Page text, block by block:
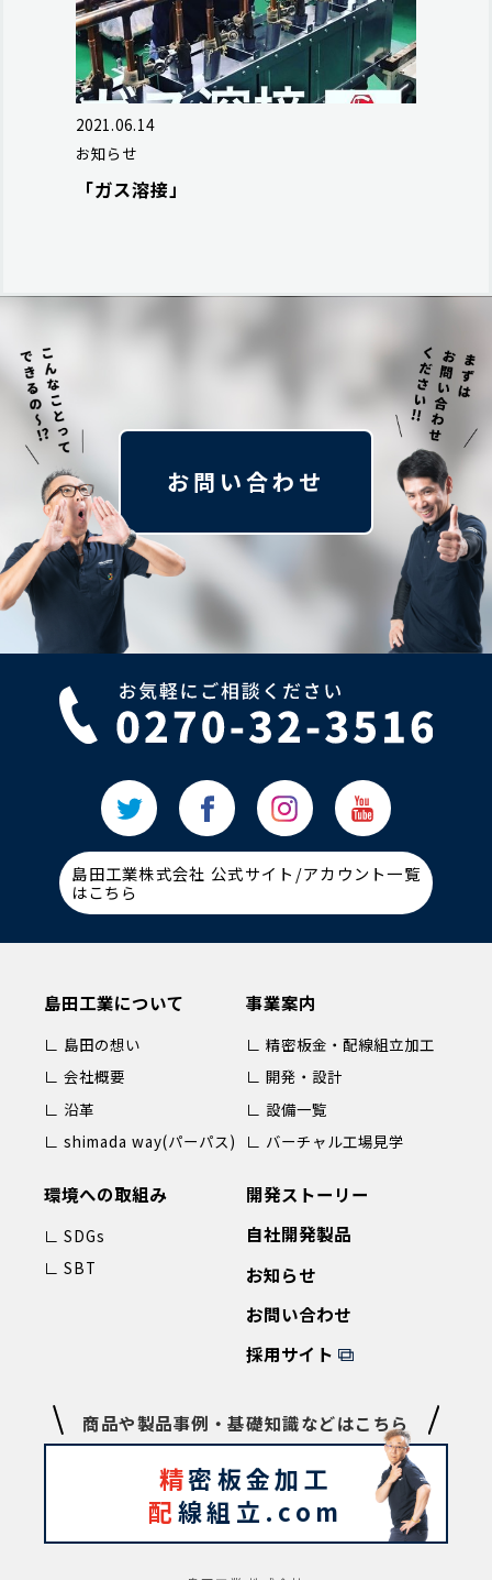
2021.06.14
お知らせ
「ガス溶接」
お問い合わせ
島田工業株式会社 公式サイト/アカウント一覧
はこちら
島田工業について
∟ 島田の想い
∟ 会社概要
∟ 沿革
∟ shimada way(パーパス)
事業案内
∟ 精密板金・配線組立加工
∟ 開発・設計
∟ 設備一覧
∟ バーチャル工場見学
環境への取組み
∟ SDGs
∟ SBT
開発ストーリー
自社開発製品
お知らせ
お問い合わせ
採用サイト
商品や製品事例・基礎知識などはこちら
精密板金加工
配線組立.com